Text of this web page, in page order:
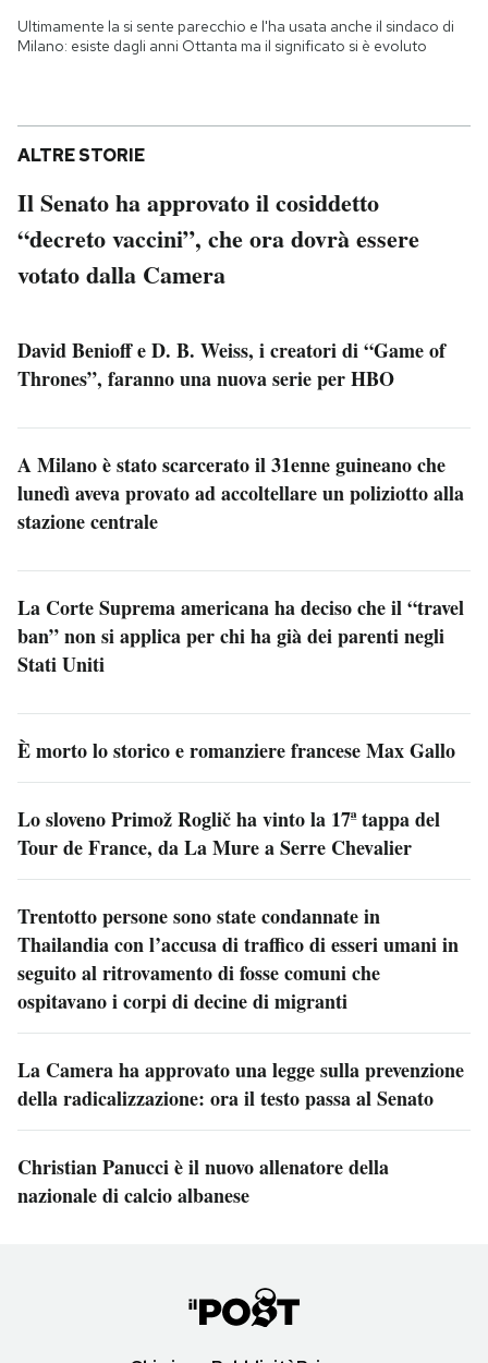
Ultimamente la si sente parecchio e l'ha usata anche il sindaco di
Milano: esiste dagli anni Ottanta ma il significato si è evoluto
ALTRE STORIE
Il Senato ha approvato il cosiddetto
“decreto vaccini”, che ora dovrà essere
votato dalla Camera
David Benioff e D. B. Weiss, i creatori di “Game of
Thrones”, faranno una nuova serie per HBO
A Milano è stato scarcerato il 31enne guineano che
lunedì aveva provato ad accoltellare un poliziotto alla
stazione centrale
La Corte Suprema americana ha deciso che il “travel
ban” non si applica per chi ha già dei parenti negli
Stati Uniti
È morto lo storico e romanziere francese Max Gallo
Lo sloveno Primož Roglič ha vinto la 17ª tappa del
Tour de France, da La Mure a Serre Chevalier
Trentotto persone sono state condannate in
Thailandia con l’accusa di traffico di esseri umani in
seguito al ritrovamento di fosse comuni che
ospitavano i corpi di decine di migranti
La Camera ha approvato una legge sulla prevenzione
della radicalizzazione: ora il testo passa al Senato
Christian Panucci è il nuovo allenatore della
nazionale di calcio albanese